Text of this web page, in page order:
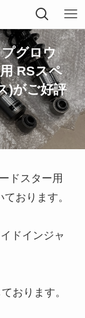
グロウ
RSスペ
)がご好評
ドスター用
おります。
ドインジャ
おります。